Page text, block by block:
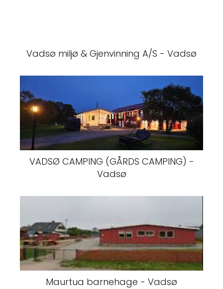
Vadsø miljø & Gjenvinning A/S - Vadsø
VADSØ CAMPING (GÅRDS CAMPING) -
Vadsø
Maurtua barnehage - Vadsø